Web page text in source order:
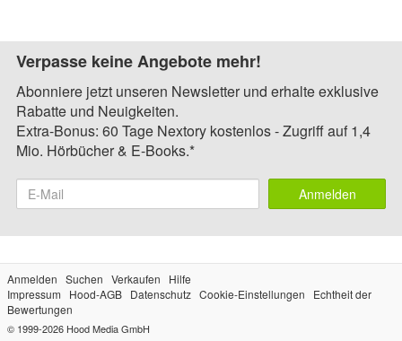
Verpasse keine Angebote mehr!
Abonniere jetzt unseren Newsletter und erhalte exklusive
Rabatte und Neuigkeiten.
Extra-Bonus: 60 Tage Nextory kostenlos - Zugriff auf 1,4
Mio. Hörbücher & E-Books.*
Anmelden
Anmelden Suchen Verkaufen
Hilfe
Impressum
Hood-AGB Datenschutz Cookie-Einstellungen
Echtheit der
Bewertungen
© 1999-2026 Hood Media GmbH